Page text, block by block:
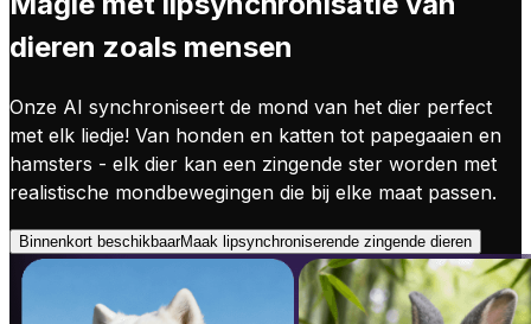
dieren zoals mensen
Onze AI synchroniseert de mond van het dier perfect
met elk liedje! Van honden en katten tot papegaaien en
hamsters - elk dier kan een zingende ster worden met
realistische mondbewegingen die bij elke maat passen.
Binnenkort beschikbaarMaak lipsynchroniserende zingende dieren